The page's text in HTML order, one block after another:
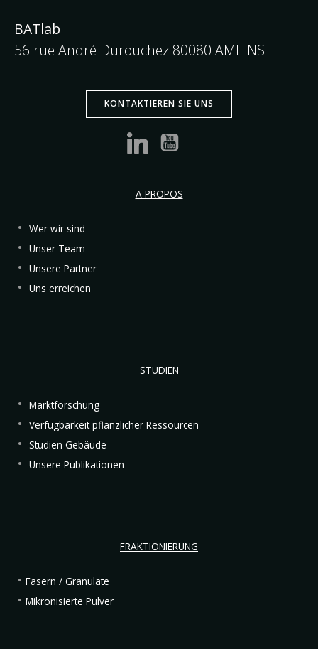
BATlab
56 rue André Durouchez 80080 AMIENS
KONTAKTIEREN SIE UNS
A PROPOS
Wer wir sind
Unser Team
Unsere Partner
Uns erreichen
STUDIEN
Marktforschung
Verfügbarkeit pflanzlicher Ressourcen
Studien Gebäude
Unsere Publikationen
FRAKTIONIERUNG
Fasern / Granulate
Mikronisierte Pulver